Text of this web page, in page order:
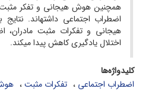
همچنین هوش هیجانی و تفکر مثبت
اضطراب اجتماعی داشته­اند.
هیجانی و تفکرات مثبت مادران،
اختلال یادگیری کاهش پیدا می­کند.
کلیدواژه‌ها
اضطراب اجتماعی
تفکرات مثبت